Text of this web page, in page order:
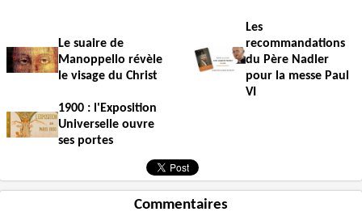
Le suaire de
Manoppello révèle
le visage du Christ
Les
recommandations
du Père Nadler
pour la messe Paul
VI
1900 : l'Exposition
Universelle ouvre
ses portes
Commentaires